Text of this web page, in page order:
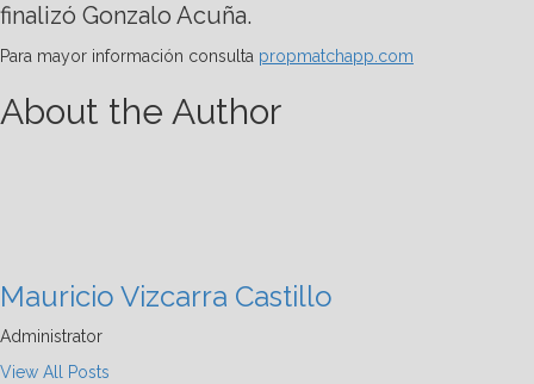
finalizó Gonzalo Acuña.
Para mayor información consulta propmatchapp.com
About the Author
Mauricio Vizcarra Castillo
Administrator
View All Posts